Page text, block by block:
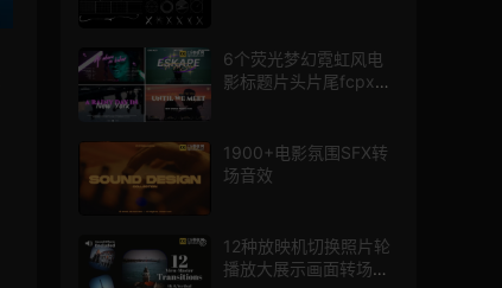
6个荧光梦幻霓虹风电
影标题片头片尾fcpx插
1900+电影氛围SFX转
场音效
12种放映机切换照片轮
播放大展示画面转场动